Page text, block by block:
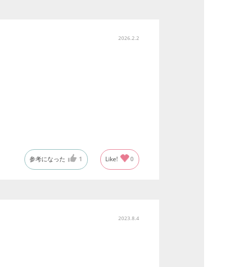
2026.2.2
参考になった 1 Like! 0
2023.8.4